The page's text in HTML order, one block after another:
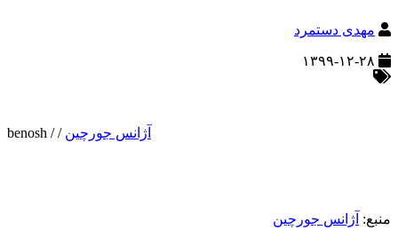
مهدی دستمرد
آژانس جورچین /
/
benosh
منبع: آژانس جورچین